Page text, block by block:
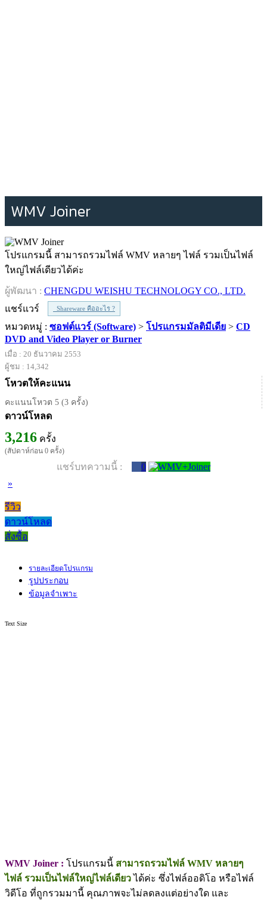
WMV Joiner
โปรแกรมนี้ สามารถรวมไฟล์ WMV หลายๆ ไฟล์ รวมเป็นไฟล์
ใหญ่ไฟล์เดียวได้ค่ะ
ผู้พัฒนา : CHENGDU WEISHU TECHNOLOGY CO., LTD.
แชร์แวร์
Shareware คืออะไร ?
หมวดหมู่ : ซอฟต์แวร์ (Software) > โปรแกรมมัลติมีเดีย > CD
DVD and Video Player or Burner
เมื่อ : 20 ธันวาคม 2553
ผู้ชม : 14,342
โหวตให้คะแนน
คะแนนโหวต 5 (3 ครั้ง)
ดาวน์โหลด
3,216 ครั้ง
(สัปดาห์ก่อน 0 ครั้ง)
แชร์บทความนี้ :
0
»
รีวิว
ดาวน์โหลด
สั่งซื้อ
รายละเอียดโปรแกรม
รูปประกอบ
ข้อมูลจำเพาะ
Text Size
WMV Joiner : โปรแกรมนี้ สามารถรวมไฟล์ WMV หลายๆ
ไฟล์ รวมเป็นไฟล์ใหญ่ไฟล์เดียว ได้ค่ะ ซึ่งไฟล์ออดิโอ หรือไฟล์
วิดีโอ ที่ถูกรวมมานี้ คุณภาพจะไม่ลดลงแต่อย่างใด และ